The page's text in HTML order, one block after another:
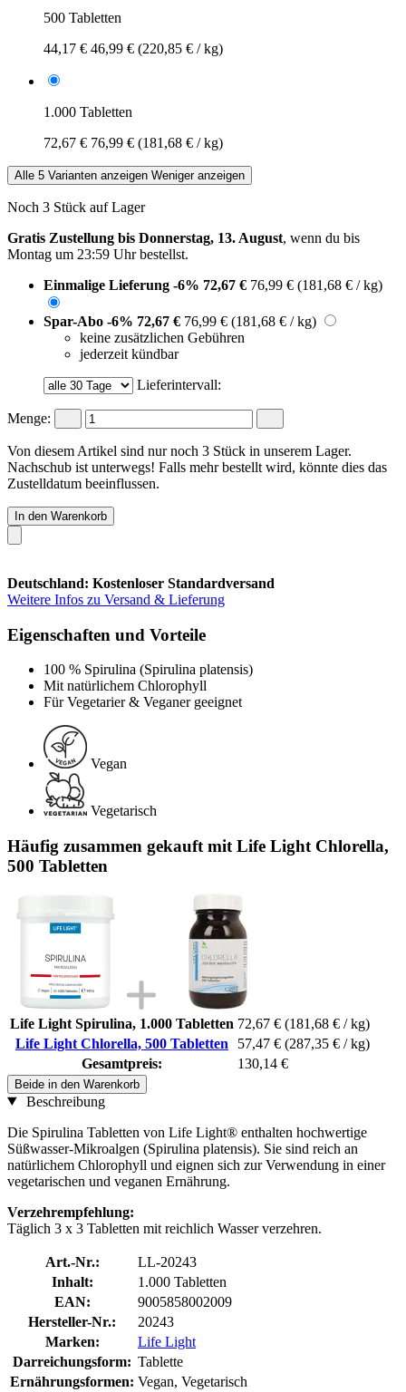
500 Tabletten
44,17 € 46,99 € (220,85 € / kg)
1.000 Tabletten
72,67 € 76,99 € (181,68 € / kg)
Alle 5 Varianten anzeigen Weniger anzeigen
Noch 3 Stück auf Lager
Gratis Zustellung bis Donnerstag, 13. August, wenn du bis
Montag um 23:59 Uhrbestellst.
Einmalige Lieferung -6% 72,67 € 76,99 € (181,68 € / kg)
Spar-Abo -6% 72,67 € 76,99 € (181,68 € / kg)
keine zusätzlichen Gebühren
jederzeit kündbar
Lieferintervall:
Menge:
Von diesem Artikel sind nur noch 3 Stück in unserem Lager.
Nachschub ist unterwegs! Falls mehr bestellt wird, könnte dies das
Zustelldatum beeinflussen.
In den Warenkorb
Deutschland: Kostenloser Standardversand
Weitere Infos zu Versand & Lieferung
Eigenschaften und Vorteile
100 % Spirulina (Spirulina platensis)
Mit natürlichem Chlorophyll
Für Vegetarier & Veganer geeignet
Vegan
Vegetarisch
Häufig zusammen gekauft mit Life Light Chlorella,
500 Tabletten
Life Light Spirulina, 1.000 Tabletten 72,67 € (181,68 € / kg)
Life Light Chlorella, 500 Tabletten
57,47 € (287,35 € / kg)
Gesamtpreis:
130,14 €
Beide in den Warenkorb
Beschreibung
Die Spirulina Tabletten von Life Light® enthalten hochwertige
Süßwasser-Mikroalgen (Spirulina platensis). Sie sind reich an
natürlichem Chlorophyll und eignen sich zur Verwendung in einer
vegetarischen und veganen Ernährung.
Verzehrempfehlung:
Täglich 3 x 3 Tabletten mit reichlich Wasser verzehren.
Art.-Nr.:
LL-20243
Inhalt:
1.000 Tabletten
EAN:
9005858002009
Hersteller-Nr.:
20243
Marken:
Life Light
Darreichungsform: Tablette
Ernährungsformen: Vegan, Vegetarisch